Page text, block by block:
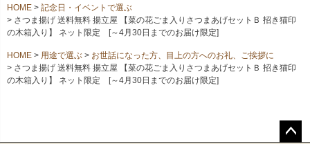
HOME
記念日・イベントで選ぶ
さつま揚げ 送料無料 揚立屋 【菜の花ごま入りさつまあげセットＢ 招き猫印
の木箱入り】 ネット限定 [～4月30日までのお届け限定]
HOME 用途で選ぶ
お世話になった方、目上の方へのお礼、ご挨拶に
さつま揚げ 送料無料 揚立屋 【菜の花ごま入りさつまあげセットＢ 招き猫印
の木箱入り】 ネット限定 [～4月30日までのお届け限定]